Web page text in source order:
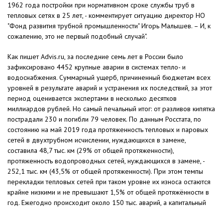
1962 года постройки при нормативном сроке службы труб в
тепловых сетях в 25 лет, - комментирует ситуацию директор НО
"Фонд развития трубной промышленности" Игорь Малышев. – И, к
сожалению, это не первый подобный случай".
Как пишет Advis.ru, за последние семь лет в России было
зафиксировано 4452 крупные аварии в системах тепло- и
водоснабжения. Суммарный ущерб, причиненный бюджетам всех
уровней в результате аварий и устранения их последствий, за этот
период оценивается экспертами в несколько десятков
миллиардов рублей. Но самый печальный итог: от разливов кипятка
пострадали 230 и погибли 79 человек. По данным Росстата, по
состоянию на май 2019 года протяженность тепловых и паровых
сетей в двухтрубном исчислении, нуждающихся в замене,
составила 48,7 тыс. км (29% от общей протяженности),
протяженность водопроводных сетей, нуждающихся в замене, -
252,1 тыс. км (43,5% от общей протяженности). При этом темпы
перекладки тепловых сетей при таком уровне их износа остаются
крайне низкими и не превышают 1,5% от общей протяжённости в
год. Ежегодно происходит около 150 тыс. аварий, а капитальный